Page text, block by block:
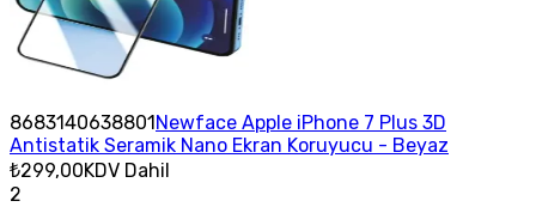
8683140638801Newface Apple iPhone 7 Plus 3D
Antistatik Seramik Nano Ekran Koruyucu - Beyaz
₺299,00KDV Dahil
2